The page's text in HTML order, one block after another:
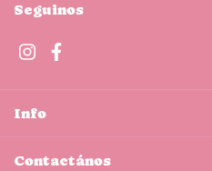
Seguinos
Info
Contactános